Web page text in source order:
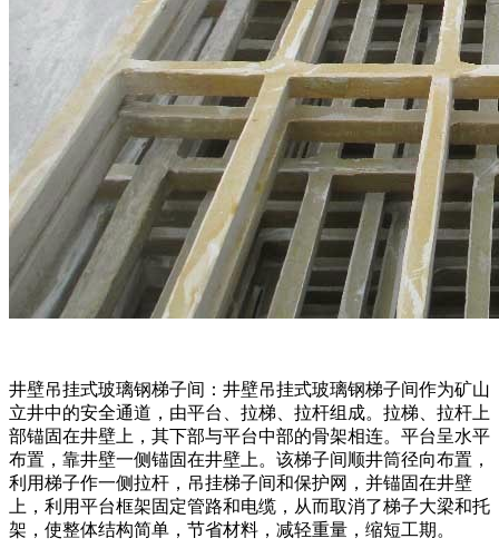
井壁吊挂式玻璃钢梯子间：井壁吊挂式玻璃钢梯子间作为矿山
立井中的安全通道，由平台、拉梯、拉杆组成。拉梯、拉杆上
部锚固在井壁上，其下部与平台中部的骨架相连。平台呈水平
布置，靠井壁一侧锚固在井壁上。该梯子间顺井筒径向布置，
利用梯子作一侧拉杆，吊挂梯子间和保护网，并锚固在井壁
上，利用平台框架固定管路和电缆，从而取消了梯子大梁和托
架，使整体结构简单，节省材料，减轻重量，缩短工期。